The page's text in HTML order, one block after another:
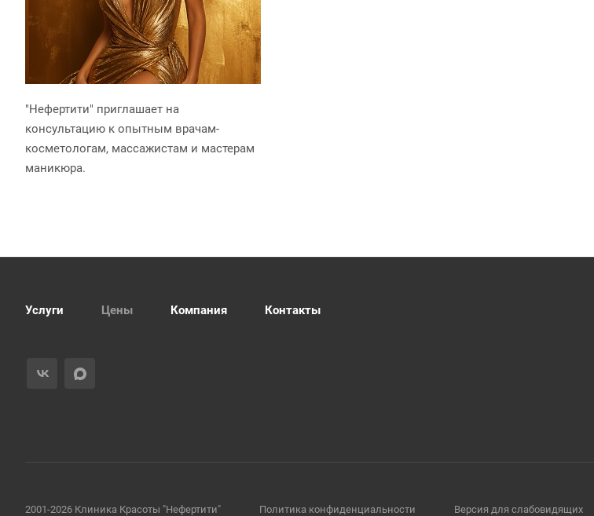
"Нефертити" приглашает на
консультацию к опытным врачам-
косметологам, массажистам и мастерам
маникюра.
Услуги Цены Компания Контакты
2001-2026 Клиника Красоты "Нефертити" Политика конфиденциальности Версия для слабовидящих